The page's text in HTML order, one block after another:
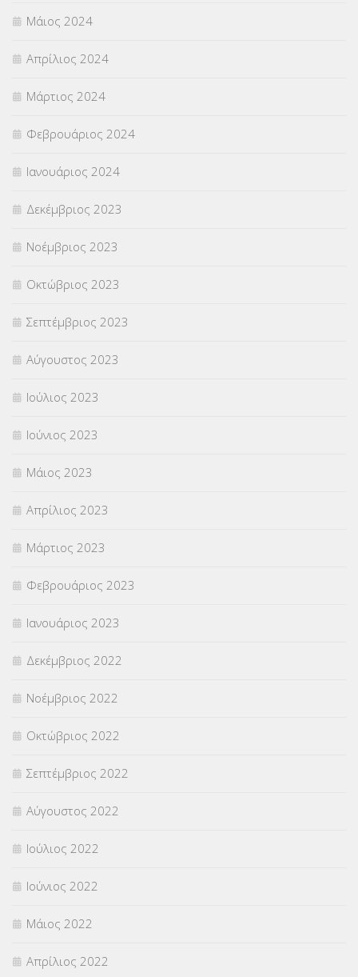
Μάιος 2024
Απρίλιος 2024
Μάρτιος 2024
Φεβρουάριος 2024
Ιανουάριος 2024
Δεκέμβριος 2023
Νοέμβριος 2023
Οκτώβριος 2023
Σεπτέμβριος 2023
Αύγουστος 2023
Ιούλιος 2023
Ιούνιος 2023
Μάιος 2023
Απρίλιος 2023
Μάρτιος 2023
Φεβρουάριος 2023
Ιανουάριος 2023
Δεκέμβριος 2022
Νοέμβριος 2022
Οκτώβριος 2022
Σεπτέμβριος 2022
Αύγουστος 2022
Ιούλιος 2022
Ιούνιος 2022
Μάιος 2022
Απρίλιος 2022